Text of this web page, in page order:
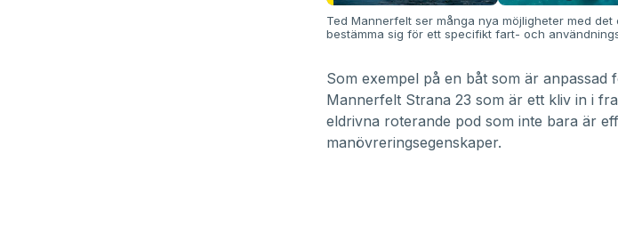
Ted Mannerfelt ser många nya möjligheter med
bestämma sig för ett specifikt fart- och
Som exempel på en båt som är
Mannerfelt Strana 23 som är ett kliv in i
eldrivna roterande pod som inte bara är
manövreringsegenskaper.